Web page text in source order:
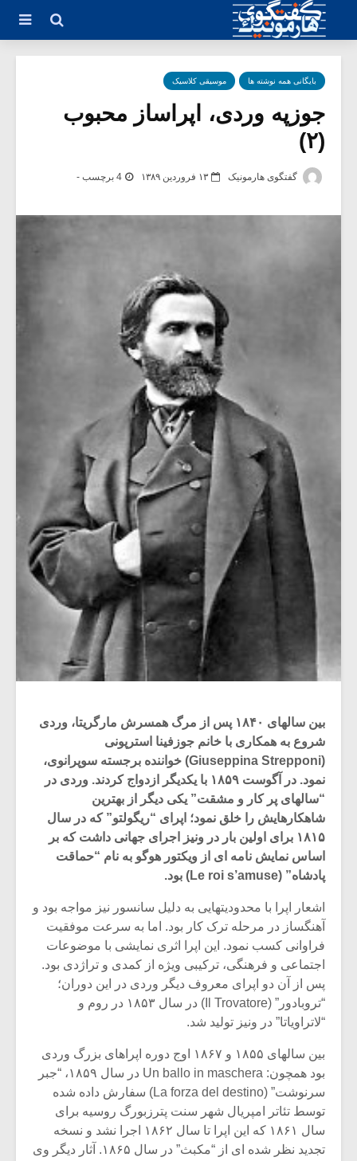
بایگانی همه نوشته ها موسیقی کلاسیک
جوزپه وردی، اپراساز محبوب
(۲)
گفتگوی هارمونیک ۱۳ فروردین ۱۳۸۹ 4 برچسب -
بین سالهای ۱۸۴۰ پس از مرگ همسرش مارگریتا، وردی
شروع به همکاری با خانم جوزفینا استرپونی
(Giuseppina Strepponi) خواننده برجسته سوپرانوی،
نمود. در آگوست ۱۸۵۹ با یکدیگر ازدواج کردند. وردی در
“سالهای پر کار و مشقت” یکی دیگر از بهترین
شاهکارهایش را خلق نمود؛ اپرای “ریگولتو” که در سال
۱۸۱۵ برای اولین بار در ونیز اجرای جهانی داشت که بر
اساس نمایش نامه ای از ویکتور هوگو به نام “حماقت
پادشاه” (Le roi s’amuse) بود.
اشعار اپرا با محدودیتهایی به دلیل سانسور نیز مواجه بود و
آهنگساز در مرحله ترک کار بود. اما به سرعت موفقیت
فراوانی کسب نمود. این اپرا اثری نمایشی با موضوعات
اجتماعی و فرهنگی، ترکیبی ویژه از کمدی و تراژدی بود.
پس از آن دو اپرای معروف دیگر وردی در این دوران؛
“تروبادور” (Il Trovatore) در سال ۱۸۵۳ در روم و
“لاتراویاتا” در ونیز تولید شد.
بین سالهای ۱۸۵۵ و ۱۸۶۷ اوج دوره اپراهای بزرگ وردی
بود همچون: Un ballo in maschera در سال ۱۸۵۹، “جبر
سرنوشت” (La forza del destino) سفارش داده شده
توسط تئاتر امپریال شهر سنت پترزبورگ روسیه برای
سال ۱۸۶۱ که این اپرا تا سال ۱۸۶۲ اجرا نشد و نسخه
تجدید نظر شده ای از “مکبث” در سال ۱۸۶۵. آثار دیگر وی
میکلوش روژا
متن فیلم «متری
شیش و نیم»
اگر نمی توانی
مشهورترین باشی،
بدنام ترین باش
موریس ژار
موسیقی
موسیقی